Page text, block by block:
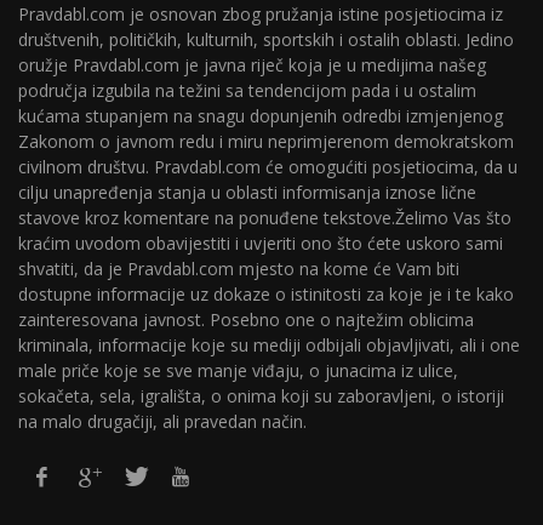
Pravdabl.com je osnovan zbog pružanja istine posjetiocima iz
društvenih, političkih, kulturnih, sportskih i ostalih oblasti. Jedino
oružje Pravdabl.com je javna riječ koja je u medijima našeg
područja izgubila na težini sa tendencijom pada i u ostalim
kućama stupanjem na snagu dopunjenih odredbi izmjenjenog
Zakonom o javnom redu i miru neprimjerenom demokratskom
civilnom društvu. Pravdabl.com će omogućiti posjetiocima, da u
cilju unapređenja stanja u oblasti informisanja iznose lične
stavove kroz komentare na ponuđene tekstove.Želimo Vas što
kraćim uvodom obavijestiti i uvjeriti ono što ćete uskoro sami
shvatiti, da je Pravdabl.com mjesto na kome će Vam biti
dostupne informacije uz dokaze o istinitosti za koje je i te kako
zainteresovana javnost. Posebno one o najtežim oblicima
kriminala, informacije koje su mediji odbijali objavljivati, ali i one
male priče koje se sve manje viđaju, o junacima iz ulice,
sokačeta, sela, igrališta, o onima koji su zaboravljeni, o istoriji
na malo drugačiji, ali pravedan način.